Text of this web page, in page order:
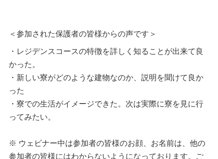
＜参加された保護者の皆様からの声です＞
・レジデンスコースの特徴を詳しく知ることが出来て良
かった。
・新しい寮がどのような建物なのか、説明を聞けて良か
った
・寮での生活がイメージできた。次は実際に寮を見に行
ってみたい。
※ ウェビナー中は参加者の皆様のお顔、お名前は、他の
参加者の皆様にはわからないようになっております。ご